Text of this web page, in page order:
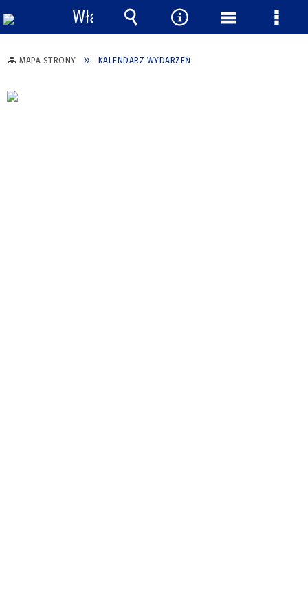
MAPA STRONY KALENDARZ WYDARZEŃ
Włącz
powiadomienia
Wyszukiwarka
Narzędzia
Menu Menu